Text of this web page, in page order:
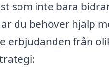
som inte bara
du behöver hjälp
erbjudanden från